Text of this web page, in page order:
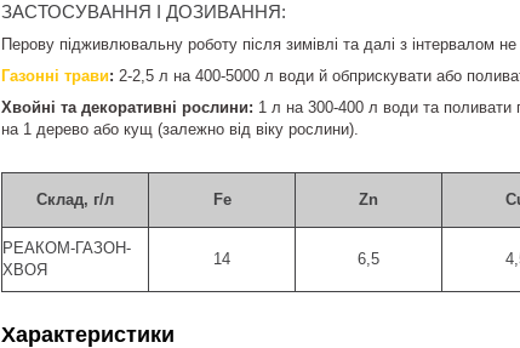
ЗАСТОСУВАННЯ І ДОЗИВАННЯ:
Перову підживлювальну роботу після зимівлі та далі з інтервалом
Газонні трави: 2-2,5 л на 400-5000 л води й обприскувати або
Хвойні та декоративні рослини: 1 л на 300-400 л води та поливати
на 1 дерево або кущ (залежно від віку рослини).
Склад, г/л Fe Zn
РЕАКОМ-ГАЗОН-
ХВОЯ
14 6,5
Характеристики